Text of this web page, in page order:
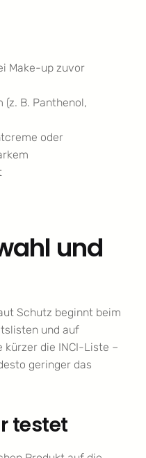
Make-up zuvor
(z. B. Panthenol,
oder
und
Schutz beginnt beim
und auf
die INCI-Liste –
geringer das
testet